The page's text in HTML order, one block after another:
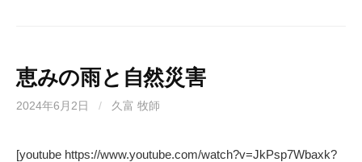
恵みの雨と自然災害
2024年6月2日 / 久富 牧師
[youtube https://www.youtube.com/watch?v=JkPsp7Wbaxk?